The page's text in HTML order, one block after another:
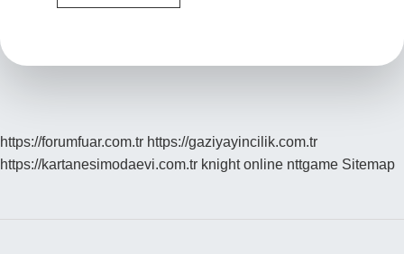
Ne
https://forumfuar.com.tr https://gaziyayincilik.com.tr
https://kartanesimodaevi.com.tr knight online nttgame Sitemap